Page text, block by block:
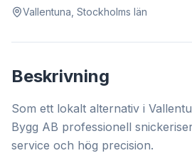
Vallentuna, Stockholms län
Beskrivning
Som ett lokalt alternativ i
Bygg AB professionell
service och hög precision.